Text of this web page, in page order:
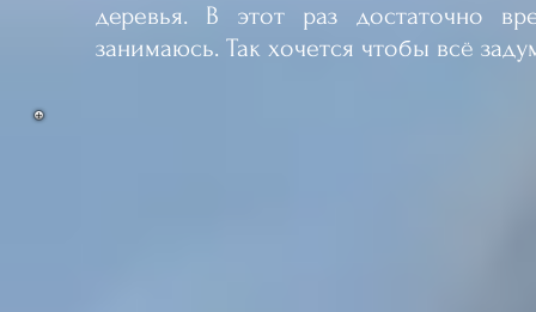
деревья.
В этот раз достаточно
занимаюсь. Так хочется чтобы всё